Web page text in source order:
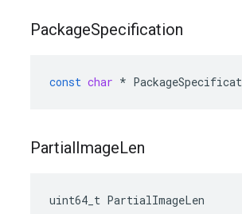
PackageSpecification
const char *
PartialImageLen
uint64_t PartialImageLen